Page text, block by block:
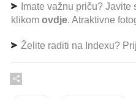
Imate važnu priču? Javite
klikom ovdje. Atraktivne
Želite raditi na Indexu?